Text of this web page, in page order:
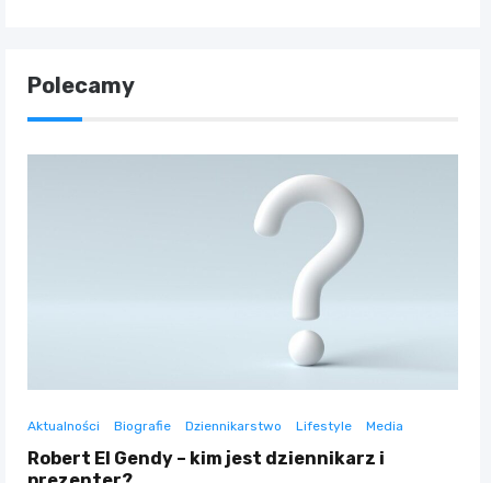
Polecamy
Aktualności Biografie Dziennikarstwo Lifestyle Media
Robert El Gendy – kim jest dziennikarz i